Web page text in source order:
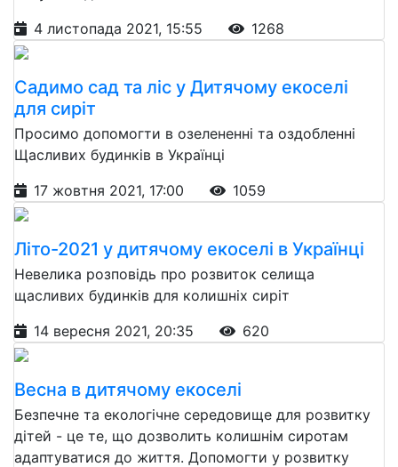
4 листопада 2021, 15:55
1268
Садимо сад та ліс у Дитячому екоселі
для сиріт
Просимо допомогти в озелененні та оздобленні
Щасливих будинків в Українці
17 жовтня 2021, 17:00
1059
Літо-2021 у дитячому екоселі в Українці
Невелика розповідь про розвиток селища
щасливих будинків для колишніх сиріт
14 вересня 2021, 20:35
620
Весна в дитячому екоселі
Безпечне та екологічне середовище для розвитку
дітей - це те, що дозволить колишнім сиротам
адаптуватися до життя. Допомогти у розвитку